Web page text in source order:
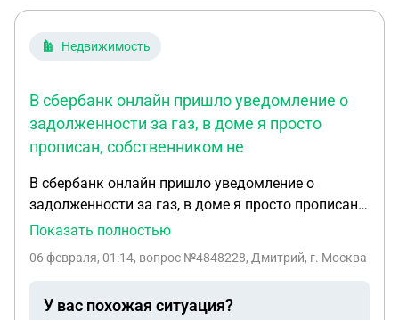
Недвижимость
В сбербанк онлайн пришло уведомление о
задолженности за газ, в доме я просто
прописан, собственником не
В сбербанк онлайн пришло уведомление о
задолженности за газ, в доме я просто прописан,
собственником не являюсь, родственники
уже тогда, когда долг был за 9 месяцев.
Показать полностью
06 февраля, 01:14, вопрос №4848228, Дмитрий, г. Москва
У вас похожая ситуация?